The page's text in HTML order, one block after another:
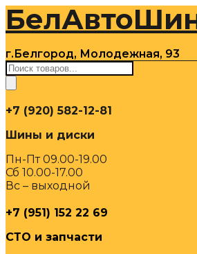
Перейти
содержимому
г.Белгород, Молодежная, 93
Поиск
товаров
+7 (920) 582-12-81
Шины и диски
Пн-Пт 09.00-19.00
Сб 10.00-17.00
Вс – выходной
+7 (951) 152 22 69
СТО и запчасти